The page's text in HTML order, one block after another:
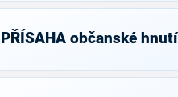
PŘÍSAHA občanské hnutí